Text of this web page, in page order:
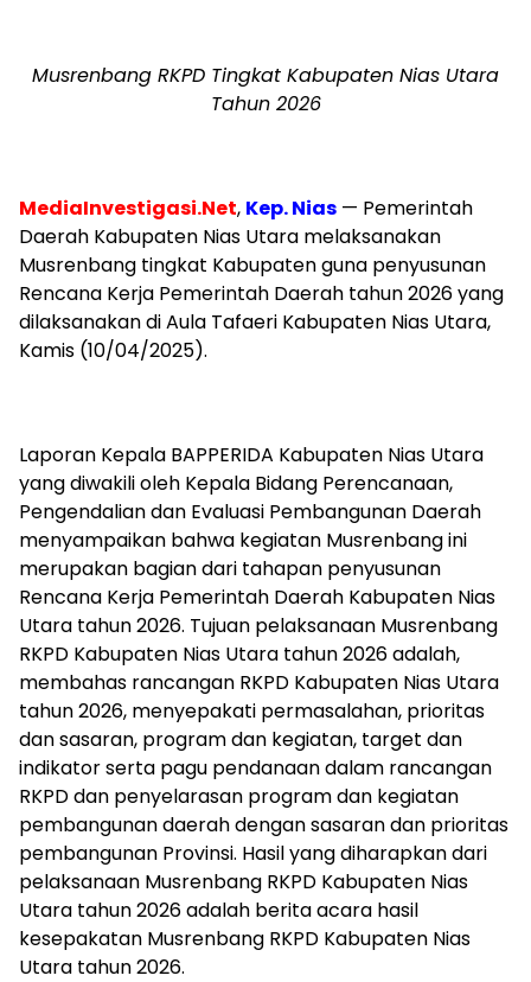
Musrenbang RKPD Tingkat Kabupaten Nias Utara
Tahun 2026
MediaInvestigasi.Net, Kep. Nias — Pemerintah
Daerah Kabupaten Nias Utara melaksanakan
Musrenbang tingkat Kabupaten guna penyusunan
Rencana Kerja Pemerintah Daerah tahun 2026 yang
dilaksanakan di Aula Tafaeri Kabupaten Nias Utara,
Kamis (10/04/2025).
Laporan Kepala BAPPERIDA Kabupaten Nias Utara
yang diwakili oleh Kepala Bidang Perencanaan,
Pengendalian dan Evaluasi Pembangunan Daerah
menyampaikan bahwa kegiatan Musrenbang ini
merupakan bagian dari tahapan penyusunan
Rencana Kerja Pemerintah Daerah Kabupaten Nias
Utara tahun 2026. Tujuan pelaksanaan Musrenbang
RKPD Kabupaten Nias Utara tahun 2026 adalah,
membahas rancangan RKPD Kabupaten Nias Utara
tahun 2026, menyepakati permasalahan, prioritas
dan sasaran, program dan kegiatan, target dan
indikator serta pagu pendanaan dalam rancangan
RKPD dan penyelarasan program dan kegiatan
pembangunan daerah dengan sasaran dan prioritas
pembangunan Provinsi. Hasil yang diharapkan dari
pelaksanaan Musrenbang RKPD Kabupaten Nias
Utara tahun 2026 adalah berita acara hasil
kesepakatan Musrenbang RKPD Kabupaten Nias
Utara tahun 2026.